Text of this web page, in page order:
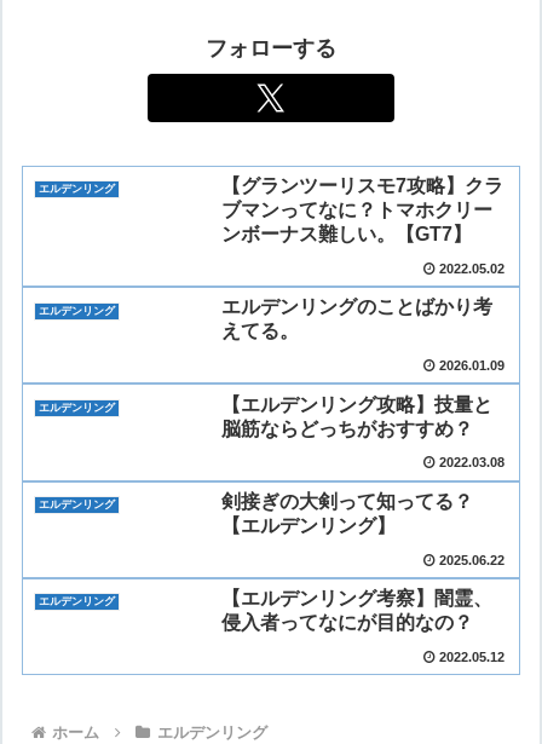
フォローする
エルデンリング
【グランツーリスモ7攻略】クラ
ブマンってなに？トマホクリー
ンボーナス難しい。【GT7】
2022.05.02
エルデンリング
エルデンリングのことばかり考
えてる。
2026.01.09
エルデンリング
【エルデンリング攻略】技量と
脳筋ならどっちがおすすめ？
2022.03.08
エルデンリング
剣接ぎの大剣って知ってる？
【エルデンリング】
2025.06.22
エルデンリング
【エルデンリング考察】闇霊、
侵入者ってなにが目的なの？
2022.05.12
ホーム エルデンリング